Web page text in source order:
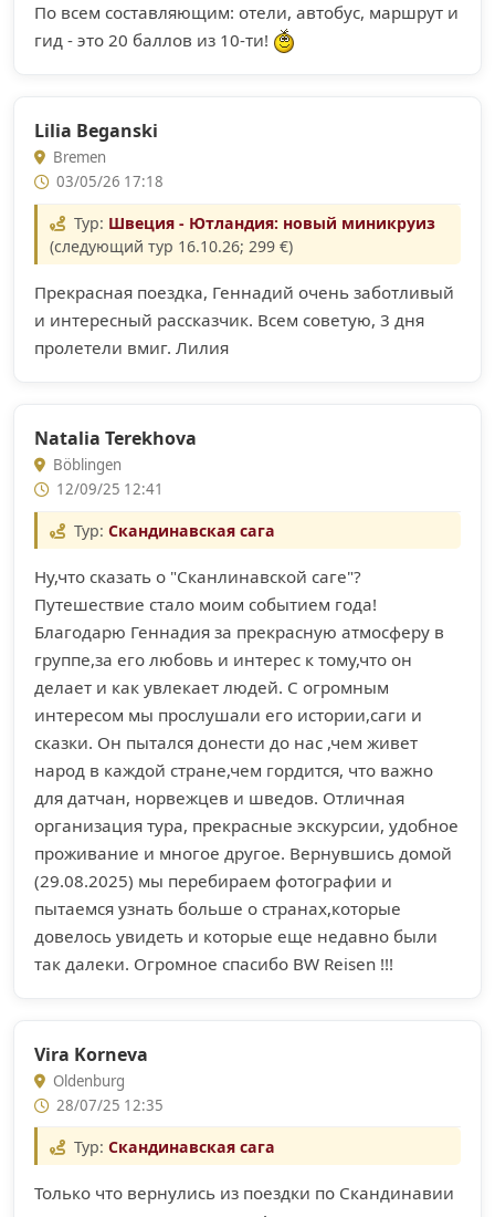
По всем составляющим: отели, автобус, маршрут и
гид - это 20 баллов из 10-ти!
Lilia Beganski
Bremen
03/05/26 17:18
Тур: Швеция - Ютландия: новый миникруиз
(следующий тур 16.10.26; 299 €)
Прекрасная поездка, Геннадий очень заботливый
и интересный рассказчик. Всем советую, 3 дня
пролетели вмиг. Лилия
Natalia Terekhova
Böblingen
12/09/25 12:41
Тур: Скандинавская сага
Ну,что сказать о "Сканлинавской саге"?
Путешествие стало моим событием года!
Благодарю Геннадия за прекрасную атмосферу в
группе,за его любовь и интерес к тому,что он
делает и как увлекает людей. С огромным
интересом мы прослушали его истории,саги и
сказки. Он пытался донести до нас ,чем живет
народ в каждой стране,чем гордится, что важно
для датчан, норвежцев и шведов. Отличная
организация тура, прекрасные экскурсии, удобное
проживание и многое другое. Вернувшись домой
(29.08.2025) мы перебираем фотографии и
пытаемся узнать больше о странах,которые
довелось увидеть и которые еще недавно были
так далеки. Огромное спасибо BW Reisen !!!
Vira Korneva
Oldenburg
28/07/25 12:35
Тур: Скандинавская сага
Только что вернулись из поездки по Скандинавии